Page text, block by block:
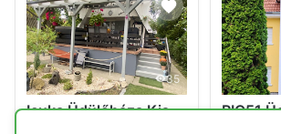
35
Icuka Üdülőháza Kiskunlacháza